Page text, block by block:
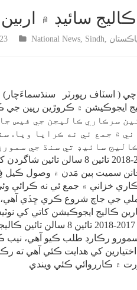
سائيڊ ۾
National News, Sindh,
( اسٽاف رپورٽر سنڌسماءَچار)
سرڪاري ڪاليجن جي فيس
۾ جمع ئي نه ڪرايا ويا.
2017-2018 تائين 8 سالن
سميت ٻين مَدن ۾ وصول ڪيل
خزاني ۾ جمع ئي نه ڪرائي
جي جاچ شروع ڪري ڇڏي آهي،
کان 2017-2018 تائين 8
رڪارڊ طلب ڪيو آهي، نيب
کي هدايت ڪئي آهي ته